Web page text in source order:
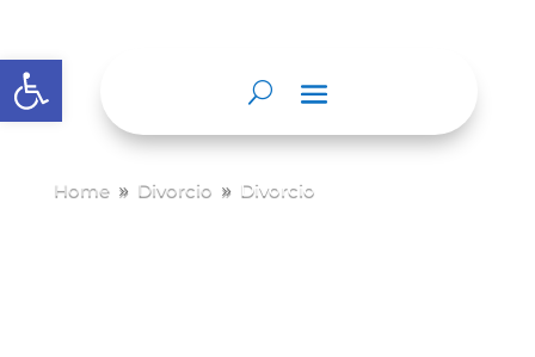
Abrir barra de herramientas
Home 9 Divorcio 9 Divorcio